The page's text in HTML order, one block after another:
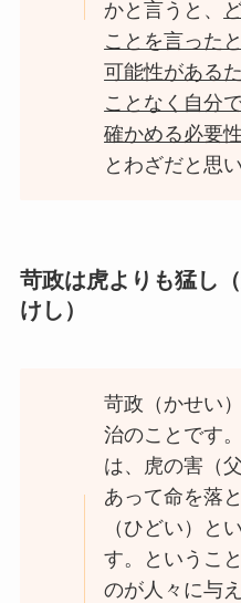
かと言うと、
ことを言った
可能性がある
ことなく自分
確かめる必要
とわざだと思
苛政は虎よりも猛し
けし）
苛政（かせい
治のことです
は、虎の害（
あって命を落
（ひどい）と
す。というこ
のが人々に与